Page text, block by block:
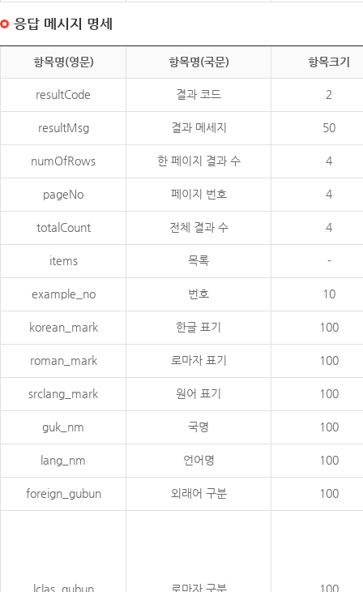
응답 메시지 명세
항목명(영문) 항목명(국문) 항목크기
resultCode 결과 코드 2
resultMsg 결과 메세지 50
numOfRows 한 페이지 결과 수 4
pageNo 페이지 번호 4
totalCount 전체 결과 수 4
items 목록 -
example_no 번호 10
korean_mark 한글 표기 100
roman_mark 로마자 표기 100
srclang_mark 원어 표기 100
guk_nm 국명 100
lang_nm 언어명 100
foreign_gubun 외래어 구분 100
lclas_gubun 로마자 구분 100